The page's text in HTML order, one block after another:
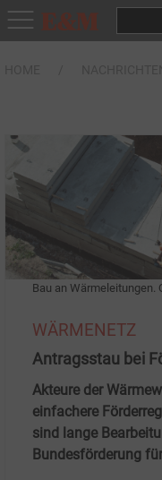
Bau an Wärmeleitungen.
WÄRMENETZ
Antragsstau bei
Akteure der
einfachere
sind lange
Bundesförderung